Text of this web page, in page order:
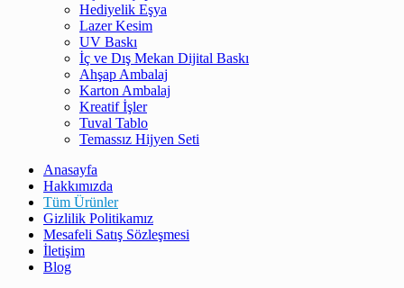
Hediyelik Eşya
Lazer Kesim
UV Baskı
İç ve Dış Mekan Dijital Baskı
Ahşap Ambalaj
Karton Ambalaj
Kreatif İşler
Tuval Tablo
Temassız Hijyen Seti
Anasayfa
Hakkımızda
Tüm Ürünler
Gizlilik Politikamız
Mesafeli Satış Sözleşmesi
İletişim
Blog